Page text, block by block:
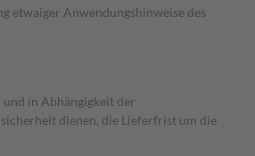
etwaiger Anwendungshinweise des
in Abhängigkeit der
dienen, die Lieferfrist um die